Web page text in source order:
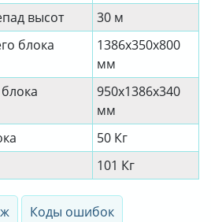
высот
30 м
блока
1386x350x800
мм
950x1386x340
мм
50 Кг
101 Кг
Коды ошибок